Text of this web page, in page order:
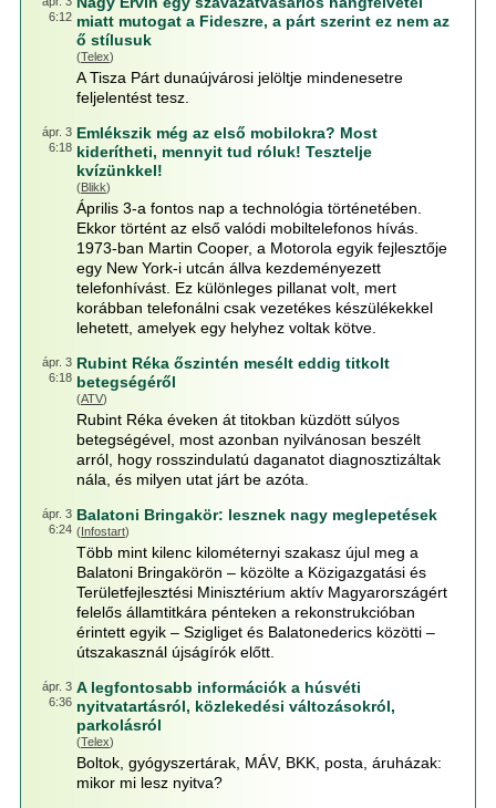
6:12 miatt mutogat a Fideszre, a párt szerint ez nem az
ő stílusuk
(Telex)
A Tisza Párt dunaújvárosi jelöltje mindenesetre
feljelentést tesz.
ápr. 3
6:18
Emlékszik még az első mobilokra? Most
kiderítheti, mennyit tud róluk! Tesztelje
kvízünkkel!
(Blikk)
Április 3-a fontos nap a technológia történetében.
Ekkor történt az első valódi mobiltelefonos hívás.
1973-ban Martin Cooper, a Motorola egyik fejlesztője
egy New York-i utcán állva kezdeményezett
telefonhívást. Ez különleges pillanat volt, mert
korábban telefonálni csak vezetékes készülékekkel
lehetett, amelyek egy helyhez voltak kötve.
ápr. 3
6:18
Rubint Réka őszintén mesélt eddig titkolt
betegségéről
(ATV)
Rubint Réka éveken át titokban küzdött súlyos
betegségével, most azonban nyilvánosan beszélt
arról, hogy rosszindulatú daganatot diagnosztizáltak
nála, és milyen utat járt be azóta.
ápr. 3
6:24
Balatoni Bringakör: lesznek nagy meglepetések
(Infostart)
Több mint kilenc kilométernyi szakasz újul meg a
Balatoni Bringakörön – közölte a Közigazgatási és
Területfejlesztési Minisztérium aktív Magyarországért
felelős államtitkára pénteken a rekonstrukcióban
érintett egyik – Szigliget és Balatonederics közötti –
útszakasznál újságírók előtt.
ápr. 3
6:36
A legfontosabb információk a húsvéti
nyitvatartásról, közlekedési változásokról,
parkolásról
(Telex)
Boltok, gyógyszertárak, MÁV, BKK, posta, áruházak:
mikor mi lesz nyitva?